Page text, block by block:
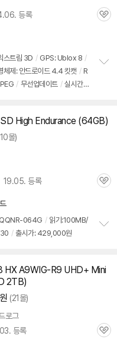
등록
관
스트림 3D / GPS: Ublox 8 /
체제: 안드로이드 4.4 킷캣 / R
/ 무선업데이트 / 실시간경
기
High Endurance (64GB)
몰)
19.05. 등록
관
064G / 읽기:100MB/
/ 출시가: 429,000원
치
HX A9WIG-R9 UHD+ Mini
2TB)
원 (21몰)
로그
등록
관